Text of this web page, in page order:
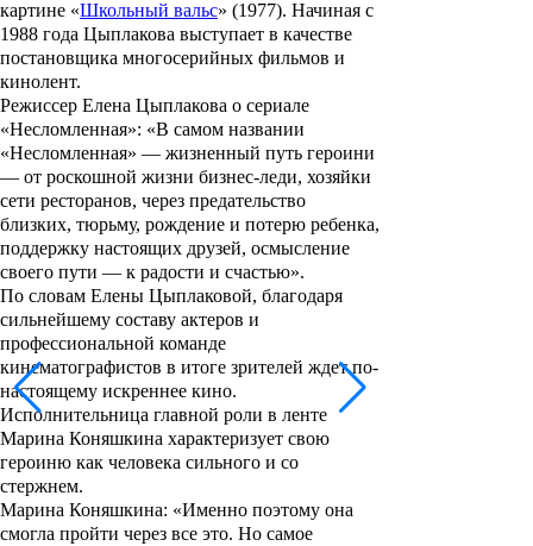
картине «Школьный вальс» (1977). Начиная с
1988 года Цыплакова выступает в качестве
постановщика многосерийных фильмов и
кинолент.
Режиссер Елена Цыплакова о сериале
«Несломленная»: «В самом названии
«Несломленная» — жизненный путь героини
— от роскошной жизни бизнес-леди, хозяйки
сети ресторанов, через предательство
близких, тюрьму, рождение и потерю ребенка,
поддержку настоящих друзей, осмысление
своего пути — к радости и счастью».
По словам Елены Цыплаковой, благодаря
сильнейшему составу актеров и
профессиональной команде
кинематографистов в итоге зрителей ждет по-
настоящему искреннее кино.
Исполнительница главной роли в ленте
Марина Коняшкина характеризует свою
героиню как человека сильного и со
стержнем.
Марина Коняшкина: «Именно поэтому она
смогла пройти через все это. Но самое